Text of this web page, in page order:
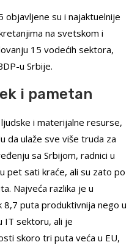
objavljene su i najaktuelnije
na svetskom i
15 vodećih sektora,
u Srbije.
i pametan
i materijalne resurse,
da ulaže sve više truda za
sa Srbijom, radnici u
pet sati kraće, ali su zato po
Najveća razlika je u
8,7 puta produktivnija nego u
IT sektoru, ali je
skoro tri puta veća u EU,